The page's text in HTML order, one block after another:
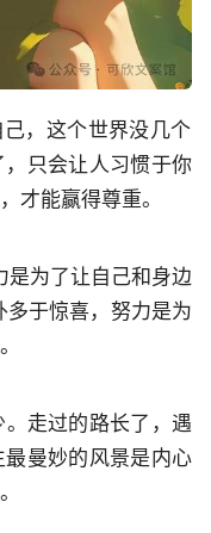
，这个世界没几个
只会让人习惯于你
才能赢得尊重。
为了让自己和身边
于惊喜，努力是为
走过的路长了，遇
曼妙的风景是内心